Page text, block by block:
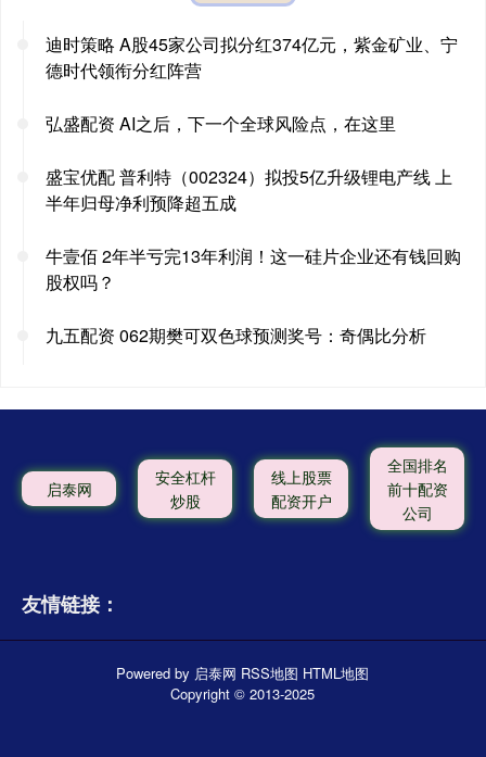
迪时策略 A股45家公司拟分红374亿元，紫金矿业、宁
德时代领衔分红阵营
弘盛配资 AI之后，下一个全球风险点，在这里
盛宝优配 普利特（002324）拟投5亿升级锂电产线 上
半年归母净利预降超五成
牛壹佰 2年半亏完13年利润！这一硅片企业还有钱回购
股权吗？
九五配资 062期樊可双色球预测奖号：奇偶比分析
启泰网
安全杠杆
炒股
线上股票
配资开户
全国排名
前十配资
公司
友情链接：
Powered by 启泰网 RSS地图 HTML地图
Copyright© 2013-2025